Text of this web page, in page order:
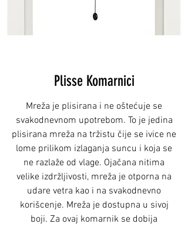
Plisse Komarnici
Mreža je plisirana i ne oštećuje se
svakodnevnom upotrebom. To je jedina
plisirana mreža na tržistu čije se ivice ne
lome prilikom izlaganja suncu i koja se
ne razlaže od vlage. Ojačana nitima
velike izdržljivosti, mreža je otporna na
udare vetra kao i na svakodnevno
korišcenje. Mreža je dostupna u sivoj
boji. Za ovaj komarnik se dobija